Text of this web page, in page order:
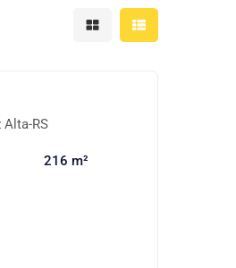
Mostrar resultados em
Mostrar
Alta-RS
216 m²